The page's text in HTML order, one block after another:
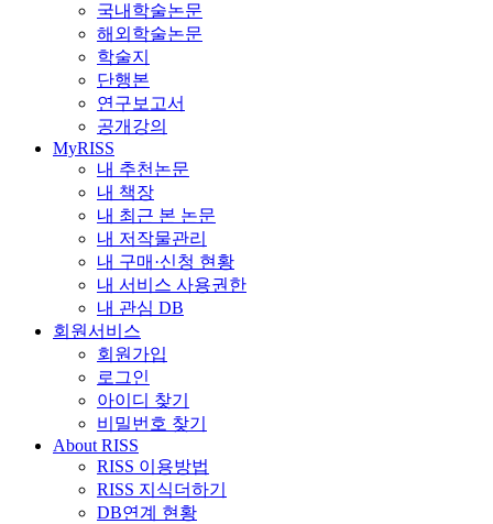
국내학술논문
해외학술논문
학술지
단행본
연구보고서
공개강의
MyRISS
내 추천논문
내 책장
내 최근 본 논문
내 저작물관리
내 구매·신청 현황
내 서비스 사용권한
내 관심 DB
회원서비스
회원가입
로그인
아이디 찾기
비밀번호 찾기
About RISS
RISS 이용방법
RISS 지식더하기
DB연계 현황